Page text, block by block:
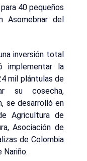
40 pequeños
Asomebnar del
inversión total
implementar la
mil plántulas de
su cosecha,
se desarrolló en
Agricultura de
Asociación de
de Colombia
Nariño.